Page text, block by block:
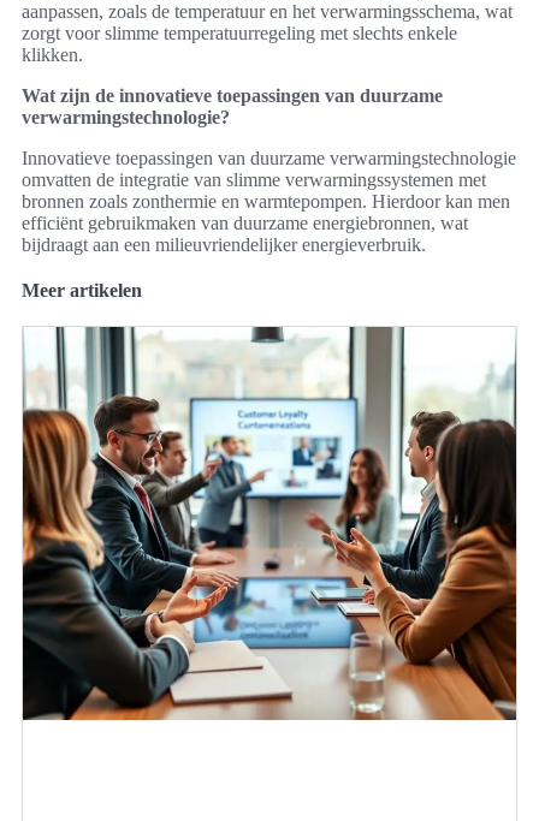
aanpassen, zoals de temperatuur en het verwarmingsschema, wat
zorgt voor slimme temperatuurregeling met slechts enkele
klikken.
Wat zijn de innovatieve toepassingen van duurzame
verwarmingstechnologie?
Innovatieve toepassingen van duurzame verwarmingstechnologie
omvatten de integratie van slimme verwarmingssystemen met
bronnen zoals zonthermie en warmtepompen. Hierdoor kan men
efficiënt gebruikmaken van duurzame energiebronnen, wat
bijdraagt aan een milieuvriendelijker energieverbruik.
Meer artikelen